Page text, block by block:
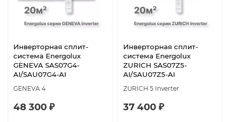
Инверторная сплит-
система Energolux
GENEVA SAS07G4-
AI/SAU07G4-AI
GENEVA 4
48 300 ₽
Инверторная сплит-
система Energolux
ZURICH SAS07Z5-
AI/SAU07Z5-AI
ZURICH 5 Inverter
37 400 ₽